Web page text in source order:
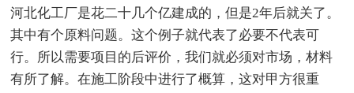
河北化工厂是花二十几个亿建成的，但是2年后就关了。
其中有个原料问题。这个例子就代表了必要不代表可
行。所以需要项目的后评价，我们就必须对市场，材料
有所了解。在施工阶段中进行了概算，这对甲方很重